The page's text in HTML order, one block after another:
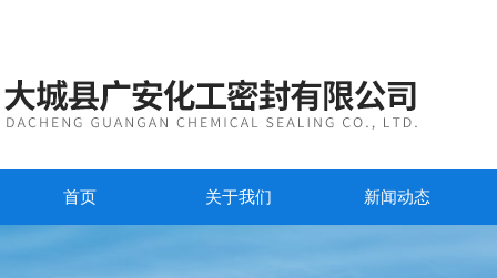
首页 关于我们 新闻动态